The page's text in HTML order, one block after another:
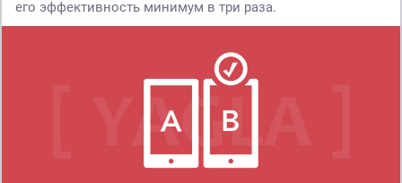
его эффективность минимум в три раза.